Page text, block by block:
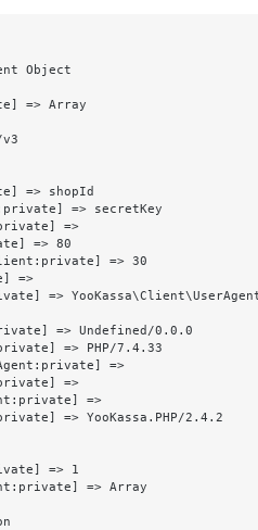
Object
=> Array
v3
=> shopId
=> secretKey
=>
=> 80
=> 30
=>
=>
=> Undefined/0.0.0
=> PHP/7.4.33
=>
=>
=>
=> YooKassa.PHP/2.4.2
=> 1
=> Array